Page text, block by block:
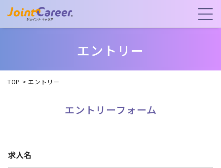
エントリー
TOP >エントリー
エントリーフォーム
求人名